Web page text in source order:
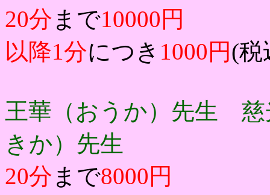
20分まで10000円
以降1分につき 1000円(税
王華（おうか）先生
きか）先生
20分まで8000円